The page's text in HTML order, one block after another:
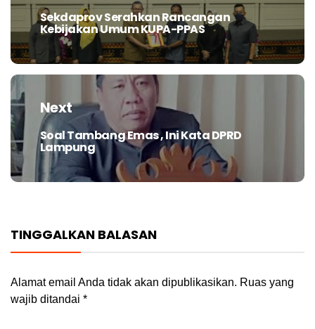
Previous
post:
Sekdaprov Serahkan Rancangan
Kebijakan Umum KUPA-PPAS
Next
Next
post:
Soal Tambang Emas , Ini Kata DPRD
Lampung
TINGGALKAN BALASAN
Alamat email Anda tidak akan dipublikasikan. Ruas yang
wajib ditandai *